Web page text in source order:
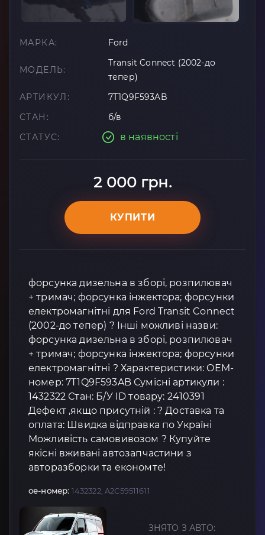
МАРКА: Ford
МОДЕЛЬ:
Transit Connect (2002-до
тепер)
АРТИКУЛ:
7T1Q9F593AB
СТАН:
б/в
СТАТУС:
в наявності
2 000 грн.
КУПИТИ
форсунка дизельна в зборі, розпилювач
+ тримач; форсунка інжектора; форсунки
електромагнітні для Ford Transit Connect
(2002-до тепер) ? Інші можливі назви:
форсунка дизельна в зборі, розпилювач
+ тримач; форсунка інжектора; форсунки
електромагнітні ? Характеристики: OEM-
номер: 7T1Q9F593AB Сумісні артикули :
1432322 Стан: Б/У ID товару: 2410391
Дефект ,якщо присутній : ? Доставка та
оплата: Швидка відправка по Україні
Можливість самовивозом ? Купуйте
якісні вживані автозапчастини з
авторазборки та економте!
oe-номер: 1432322, A2C59511611
ЗНЯТО З АВТО: